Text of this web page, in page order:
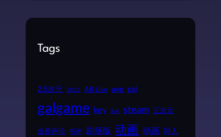
Tags
2.5次元 2011 AR Live avg gal
galgame key live steam 三次元
业界评论 书评 剧场版 动画 动画 同人